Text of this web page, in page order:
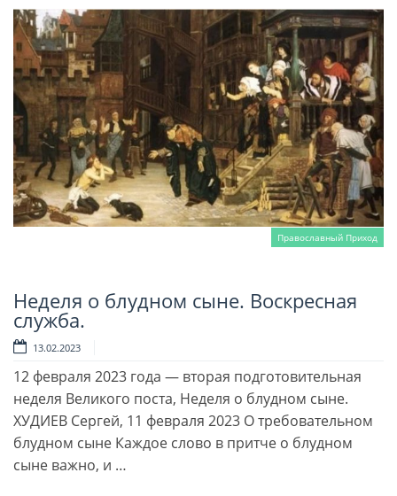
Православный Приход
Читать далее
Неделя о блудном сыне. Воскресная
служба.
13.02.2023
12 февраля 2023 года — вторая подготовительная
неделя Великого поста, Неделя о блудном сыне.
ХУДИЕВ Сергей, 11 февраля 2023 О требовательном
блудном сыне Каждое слово в притче о блудном
сыне важно, и …